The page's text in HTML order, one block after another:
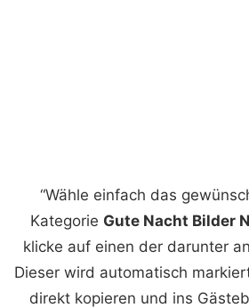
“Wähle einfach das
Kategorie Gute Nacht Bilder
klicke auf einen der darunter
Dieser wird automatisch
direkt kopieren und ins